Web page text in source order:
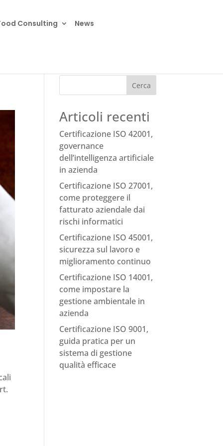
Consulting News
Cerca
Articoli recenti
Certificazione ISO 42001,
governance
dell’intelligenza artificiale
in azienda
Certificazione ISO 27001,
come proteggere il
fatturato aziendale dai
rischi informatici
Certificazione ISO 45001,
sicurezza sul lavoro e
miglioramento continuo
Certificazione ISO 14001,
come impostare la
gestione ambientale in
azienda
Certificazione ISO 9001,
guida pratica per un
sistema di gestione
qualità efficace